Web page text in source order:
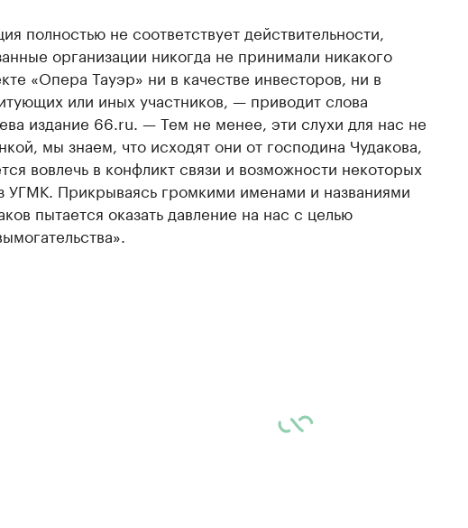
полностью не соответствует действительности,
организации никогда не принимали никакого
«Опера Тауэр» ни в качестве инвесторов, ни в
или иных участников, — приводит слова
издание 66.ru. — Тем не менее, эти слухи для нас не
мы знаем, что исходят они от господина Чудакова,
вовлечь в конфликт связи и возможности некоторых
УГМК. Прикрываясь громкими именами и названиями
пытается оказать давление на нас с целью